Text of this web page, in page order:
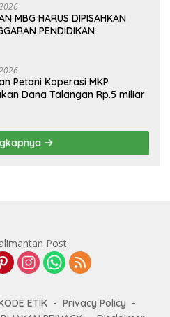
MBG HARUS DIPISAHKAN
PENDIDIKAN
Petani Koperasi MKP
Dana Talangan Rp.5 miliar
ETIK
Privacy Policy